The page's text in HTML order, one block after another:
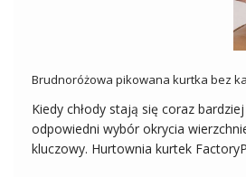
Brudnoróżowa pikowana kurtka bez
Kiedy chłody stają się coraz
odpowiedni wybór okrycia
kluczowy. Hurtownia kurtek